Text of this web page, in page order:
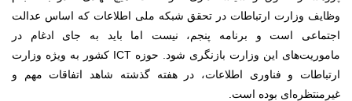
وظایف وزارت ارتباطات در تحقق شبکه ملی اطلاعات که اساس عدالت
اجتماعی است و برنامه پنجم، نیست اما باید به جای ادغام در
ماموریت‌های این وزارت بازنگری شود.
حوزه ICT کشور به ویژه وزارت
ارتباطات و فناوری اطلاعات، در هفته گذشته شاهد اتفاقات مهم و
غیرمنتظره‌ای بوده است.